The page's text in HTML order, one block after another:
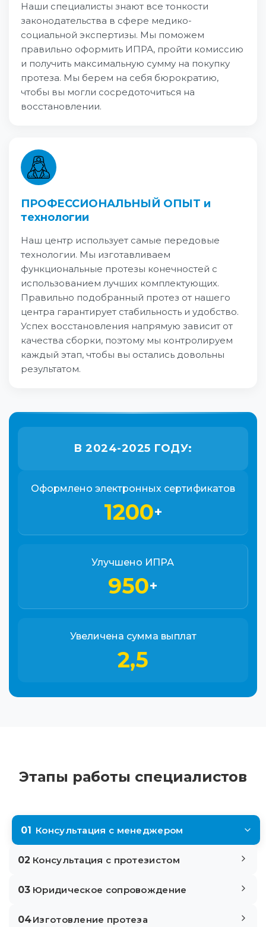
Наши специалисты знают все тонкости
законодательства в сфере медико-
социальной экспертизы. Мы поможем
правильно оформить ИПРА, пройти комиссию
и получить максимальную сумму на покупку
протеза. Мы берем на себя бюрократию,
чтобы вы могли сосредоточиться на
восстановлении.
ПРОФЕССИОНАЛЬНЫЙ ОПЫТ и
технологии
Наш центр использует самые передовые
технологии. Мы изготавливаем
функциональные протезы конечностей с
использованием лучших комплектующих.
Правильно подобранный протез от нашего
центра гарантирует стабильность и удобство.
Успех восстановления напрямую зависит от
качества сборки, поэтому мы контролируем
каждый этап, чтобы вы остались довольны
результатом.
В 2024-2025 ГОДУ:
Оформлено электронных сертификатов
1200+
Улучшено ИПРА
950+
Увеличена сумма выплат
2,5
Этапы работы специалистов
01 Консультация с менеджером
02 Консультация с протезистом
03 Юридическое сопровождение
04Изготовление протеза